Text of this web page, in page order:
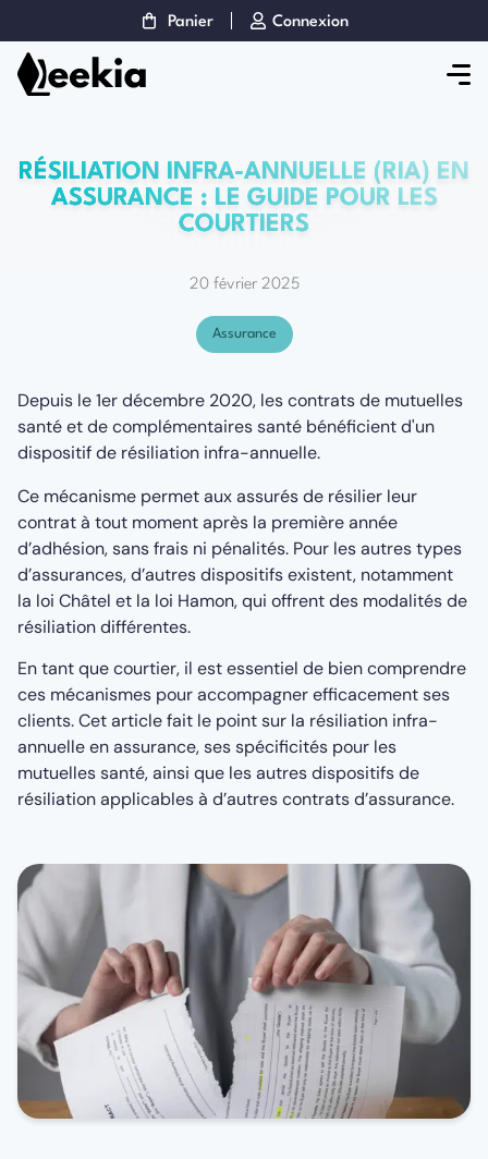
Panier Connexion
RÉSILIATION INFRA-ANNUELLE (RIA) EN
ASSURANCE : LE GUIDE POUR LES
COURTIERS
20 février 2025
Assurance
Depuis le 1er décembre 2020, les contrats de mutuelles
santé et de complémentaires santé bénéficient d'un
dispositif de résiliation infra-annuelle.
Ce mécanisme permet aux assurés de résilier leur
contrat à tout moment après la première année
d’adhésion, sans frais ni pénalités. Pour les autres types
d’assurances, d’autres dispositifs existent, notamment
la loi Châtel et la loi Hamon, qui offrent des modalités de
résiliation différentes.
En tant que courtier, il est essentiel de bien comprendre
ces mécanismes pour accompagner efficacement ses
clients. Cet article fait le point sur la résiliation infra-
annuelle en assurance, ses spécificités pour les
mutuelles santé, ainsi que les autres dispositifs de
résiliation applicables à d’autres contrats d’assurance.